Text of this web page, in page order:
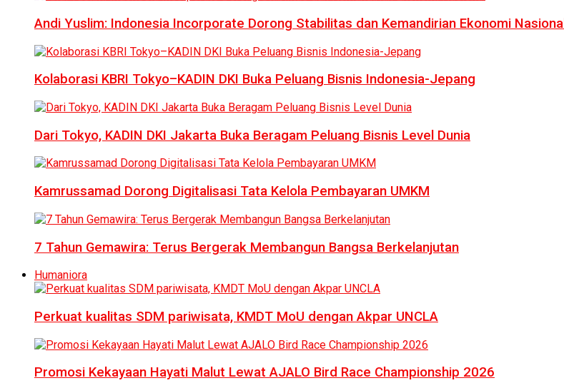
Andi Yuslim: Indonesia Incorporate Dorong Stabilitas dan Kemandirian Ekonomi Nasional
Kolaborasi KBRI Tokyo–KADIN DKI Buka Peluang Bisnis Indonesia-Jepang
Dari Tokyo, KADIN DKI Jakarta Buka Beragam Peluang Bisnis Level Dunia
Kamrussamad Dorong Digitalisasi Tata Kelola Pembayaran UMKM
7 Tahun Gemawira: Terus Bergerak Membangun Bangsa Berkelanjutan
Humaniora
Perkuat kualitas SDM pariwisata, KMDT MoU dengan Akpar UNCLA
Promosi Kekayaan Hayati Malut Lewat AJALO Bird Race Championship 2026